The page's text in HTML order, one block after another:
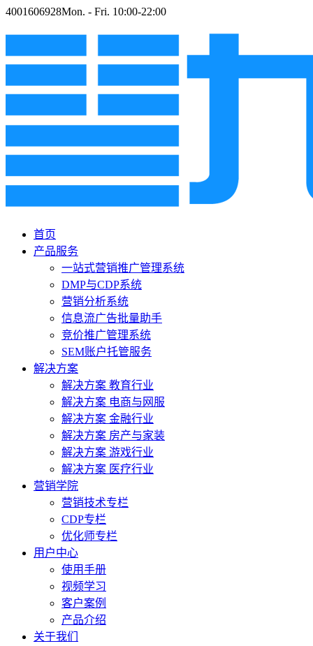
4001606928Mon. - Fri. 10:00-22:00
首页
产品服务
一站式营销推广管理系统
DMP与CDP系统
营销分析系统
信息流广告批量助手
竞价推广管理系统
SEM账户托管服务
解决方案
解决方案 教育行业
解决方案 电商与网服
解决方案 金融行业
解决方案 房产与家装
解决方案 游戏行业
解决方案 医疗行业
营销学院
营销技术专栏
CDP专栏
优化师专栏
用户中心
使用手册
视频学习
客户案例
产品介绍
关于我们